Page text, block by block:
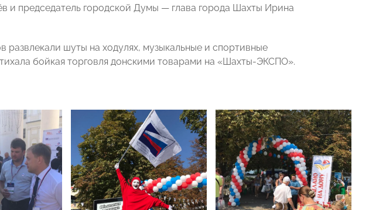
и председатель городской Думы — глава города Шахты Ирина
развлекали шуты на ходулях, музыкальные и спортивные
бойкая торговля донскими товарами на «Шахты-ЭКСПО».